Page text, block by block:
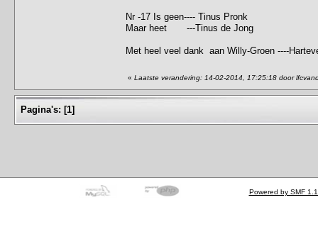
Nr -17 Is geen---- Tinus Pronk
Maar heet ---Tinus de Jong
Met heel veel dank aan Willy-Groen ----
« Laatste verandering: 14-02-2014, 17:25:18 door
Pagina's: [1]
Powered by SMF